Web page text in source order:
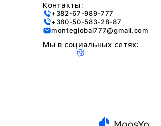
Контакты:
+382-67-989-777
+380-50-583-28-87
monteglobal777@gmail.com
Мы в социальных сетях: